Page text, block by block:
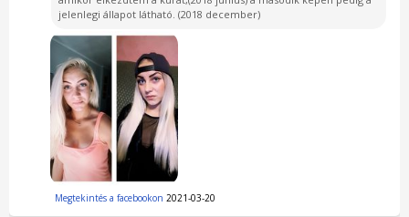
jelenlegi állapot látható. (2018 december)
Megtekintés a facebookon 2021-03-20